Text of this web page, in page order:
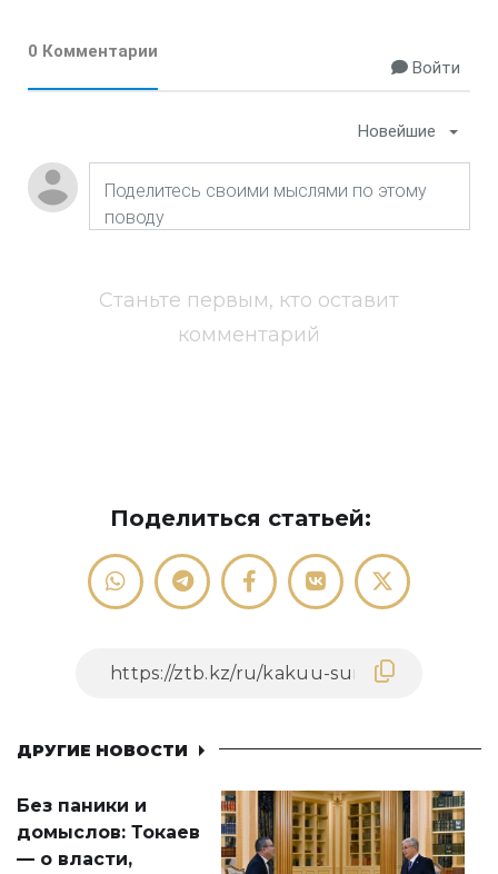
0 Комментарии
Войти
Новейшие
Станьте первым, кто оставит
комментарий
Поделиться статьей:
ДРУГИЕ НОВОСТИ
Без паники и
домыслов: Токаев
— о власти,